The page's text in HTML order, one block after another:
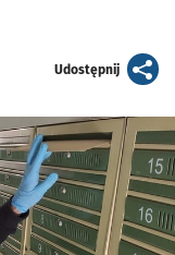
Udostępnijartykuł